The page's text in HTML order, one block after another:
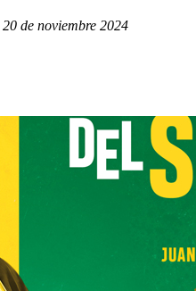
20 de noviembre 2024